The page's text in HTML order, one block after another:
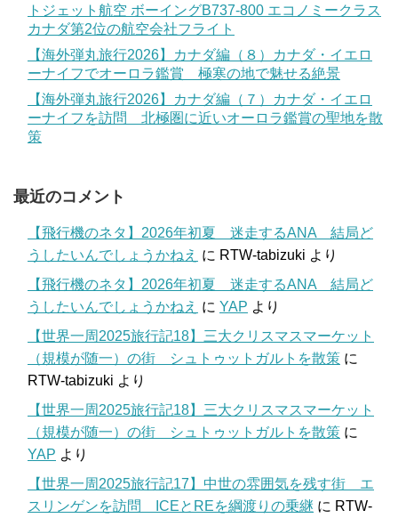
トジェット航空 ボーイングB737-800 エコノミークラス
カナダ第2位の航空会社フライト
【海外弾丸旅行2026】カナダ編（８）カナダ・イエロ
ーナイフでオーロラ鑑賞 極寒の地で魅せる絶景
【海外弾丸旅行2026】カナダ編（７）カナダ・イエロ
ーナイフを訪問 北極圏に近いオーロラ鑑賞の聖地を散
策
最近のコメント
【飛行機のネタ】2026年初夏 迷走するANA 結局ど
うしたいんでしょうかねえ に RTW-tabizuki より
【飛行機のネタ】2026年初夏 迷走するANA 結局ど
うしたいんでしょうかねえ に YAP より
【世界一周2025旅行記18】三大クリスマスマーケット
（規模が随一）の街 シュトゥットガルトを散策 に
RTW-tabizuki より
【世界一周2025旅行記18】三大クリスマスマーケット
（規模が随一）の街 シュトゥットガルトを散策 に
YAP より
【世界一周2025旅行記17】中世の雰囲気を残す街 エ
スリンゲンを訪問 ICEとREを綱渡りの乗継 に RTW-